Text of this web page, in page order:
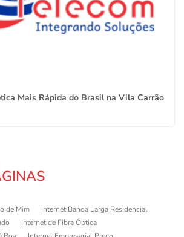
Mais Rápida do Brasil na Vila Carrão
de Mim
Internet Banda Larga Residencial
Internet de Fibra Óptica